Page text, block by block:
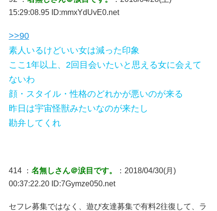
15:29:08.95 ID:mmxYdUvE0.net
>>90
素人いるけどいい女は減った印象
ここ1年以上、2回目会いたいと思える女に会えて
ないわ
顔・スタイル・性格のどれかが悪いのが来る
昨日は宇宙怪獣みたいなのが来たし
勘弁してくれ
414 ： 名無しさん＠涙目です。
：2018/04/30(月)
00:37:22.20 ID:7Gymze050.net
セフレ募集ではなく、遊び友達募集で有料2往復して、ラ